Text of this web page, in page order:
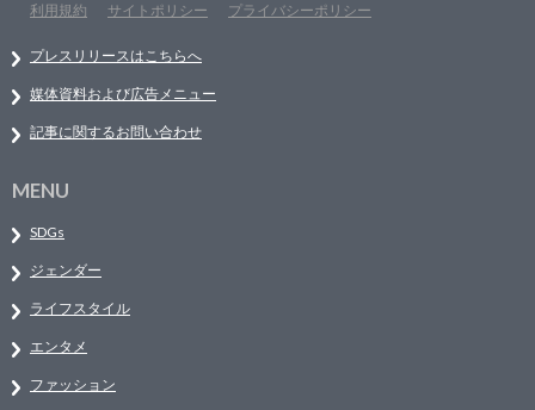
利用規約
サイトポリシー プライバシーポリシー
プレスリリースはこちらへ
媒体資料および広告メニュー
記事に関するお問い合わせ
MENU
SDGs
ジェンダー
ライフスタイル
エンタメ
ファッション